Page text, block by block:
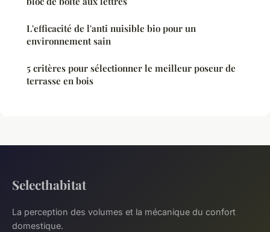
L'efficacité de l'anti nuisible bio pour un
environnement sain
5 critères pour sélectionner le meilleur poseur de
terrasse en bois
Selecthabitat
La perception des volumes et la mécanique du confort
domestique.